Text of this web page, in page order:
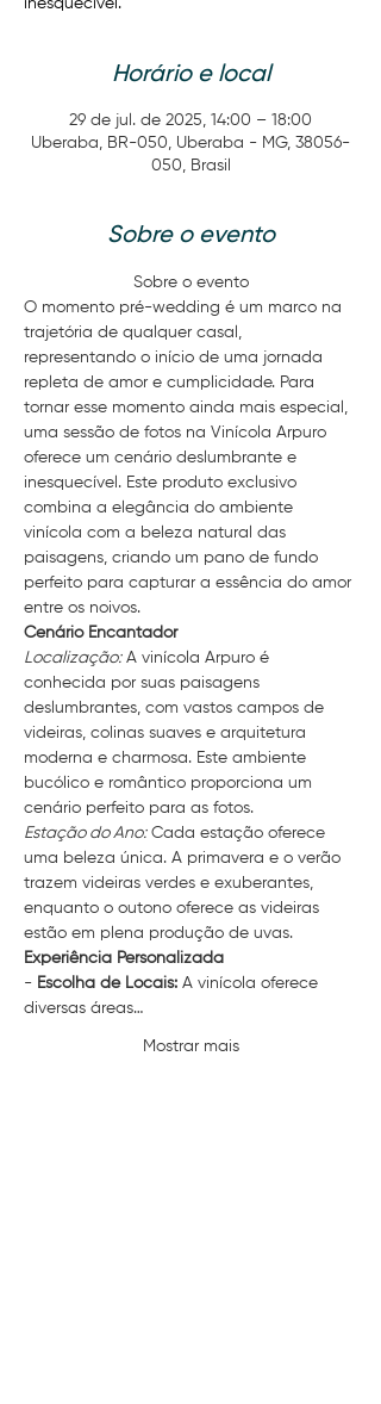
inesquecível.
Horário e local
29 de jul. de 2025, 14:00 – 18:00
Uberaba, BR-050, Uberaba - MG, 38056-
050, Brasil
Sobre o evento
Sobre o evento
O momento pré-wedding é um marco na
trajetória de qualquer casal,
representando o início de uma jornada
repleta de amor e cumplicidade. Para
tornar esse momento ainda mais especial,
uma sessão de fotos na Vinícola Arpuro
oferece um cenário deslumbrante e
inesquecível. Este produto exclusivo
combina a elegância do ambiente
vinícola com a beleza natural das
paisagens, criando um pano de fundo
perfeito para capturar a essência do amor
entre os noivos.
Cenário Encantador
Localização: A vinícola Arpuro é
conhecida por suas paisagens
deslumbrantes, com vastos campos de
videiras, colinas suaves e arquitetura
moderna e charmosa. Este ambiente
bucólico e romântico proporciona um
cenário perfeito para as fotos.
Estação do Ano: Cada estação oferece
uma beleza única. A primavera e o verão
trazem videiras verdes e exuberantes,
enquanto o outono oferece as videiras
estão em plena produção de uvas.
Experiência Personalizada
- Escolha de Locais: A vinícola oferece
diversas áreas…
Mostrar mais